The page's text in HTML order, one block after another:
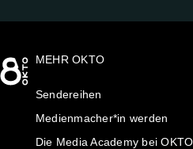
MEHR OKTO
Sendereihen
Medienmacher*in werden
Die Media Academy bei OKTO